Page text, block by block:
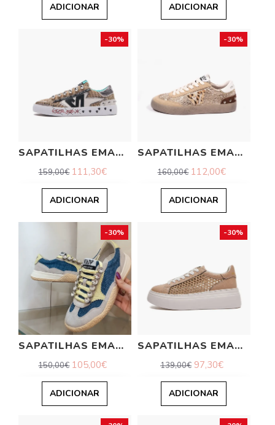
ADICIONAR ADICIONAR
-30%
SAPATILHAS EMANUELLE VEE
159,00€ 111,30€
ADICIONAR
-30%
SAPATILHAS EMANUELLE VEE
160,00€ 112,00€
ADICIONAR
-30%
SAPATILHAS EMANUELLE VEE
150,00€ 105,00€
ADICIONAR
-30%
SAPATILHAS EMANUELLE VEE
139,00€ 97,30€
ADICIONAR